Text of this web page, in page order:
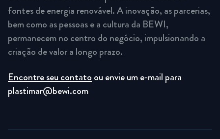
fontes de energia renovável. A inovação, as parcerias,
bem como as pessoas e a cultura da BEWI,
permanecem no centro do negócio, impulsionando a
criação de valor a longo prazo.
Encontre seu contato ou envie um e-mail para
plastimar@bewi.com